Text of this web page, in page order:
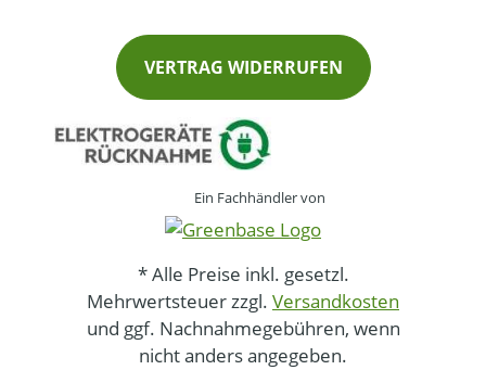
VERTRAG WIDERRUFEN
Ein Fachhändler von
* Alle Preise inkl. gesetzl.
Mehrwertsteuer zzgl. Versandkosten
und ggf. Nachnahmegebühren, wenn
nicht anders angegeben.